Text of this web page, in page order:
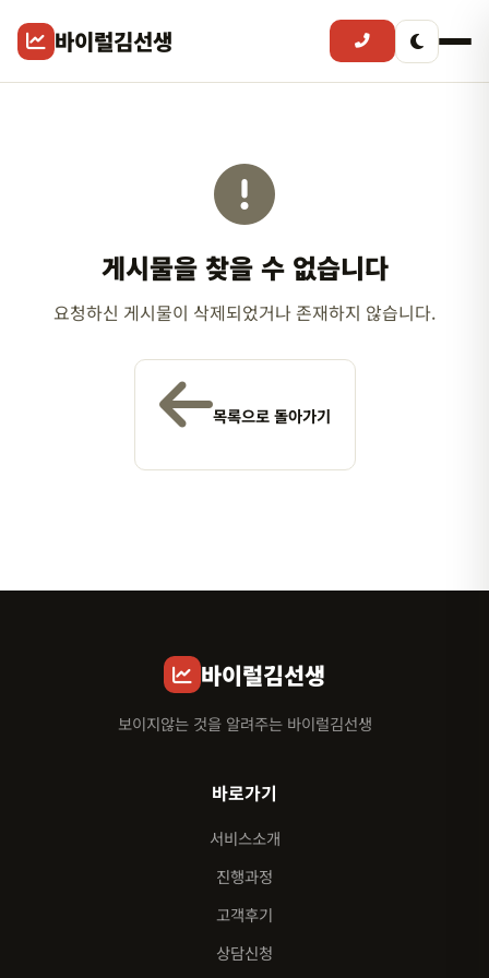
바이럴김선생
게시물을 찾을 수 없습니다
요청하신 게시물이 삭제되었거나 존재하지 않습니다.
목록으로 돌아가기
바이럴김선생
보이지않는 것을 알려주는 바이럴김선생
바로가기
서비스소개
진행과정
고객후기
상담신청